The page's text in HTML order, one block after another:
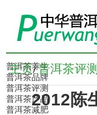
普洱茶养生
普洱茶品牌
普洱茶评测
普洱茶产品
普洱茶减肥
主页/ 普洱茶评测
2012陈